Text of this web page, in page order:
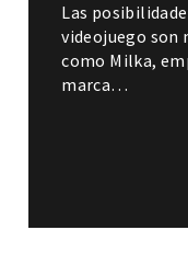
Las
videojuego son
como Milka,
marca…